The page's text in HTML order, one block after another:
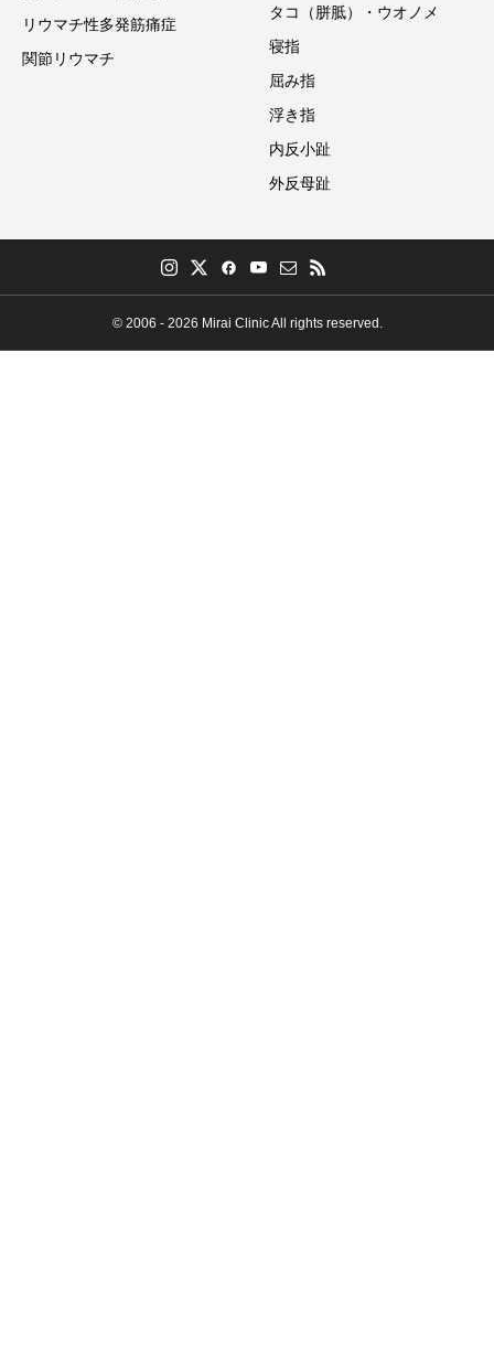
リウマチ性多発筋痛症
関節リウマチ
タコ（胼胝）・ウオノメ
寝指
屈み指
浮き指
内反小趾
外反母趾
© 2006 - 2026 Mirai Clinic All rights reserved.